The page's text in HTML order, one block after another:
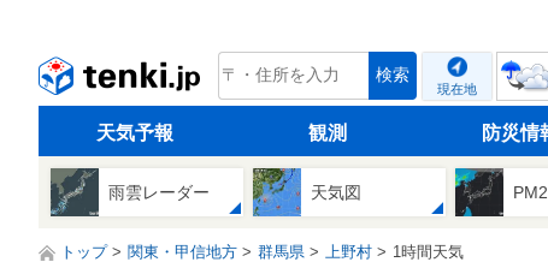
tenki.jp 検索
現在地
天気予報 観測 防災情
雨雲レーダー 天気図
トップ 関東・甲信地方 群馬県 上野村 1時間天気